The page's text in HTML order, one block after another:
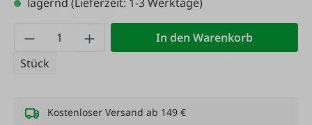
Produkt Anzahl: Gib den gewünschten
Stück
In den Warenkorb
Kostenloser Versand ab 149 €